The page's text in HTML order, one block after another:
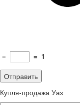
− = 1
Купля-продажа Уаз